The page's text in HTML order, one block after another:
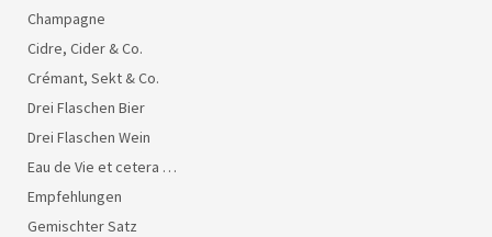
Champagne
Cidre, Cider & Co.
Crémant, Sekt & Co.
Drei Flaschen Bier
Drei Flaschen Wein
Eau de Vie et cetera …
Empfehlungen
Gemischter Satz